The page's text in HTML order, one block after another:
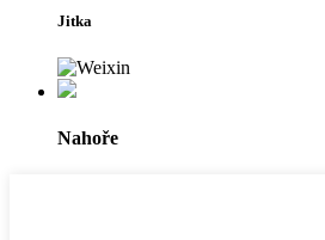
Jitka
Nahoře